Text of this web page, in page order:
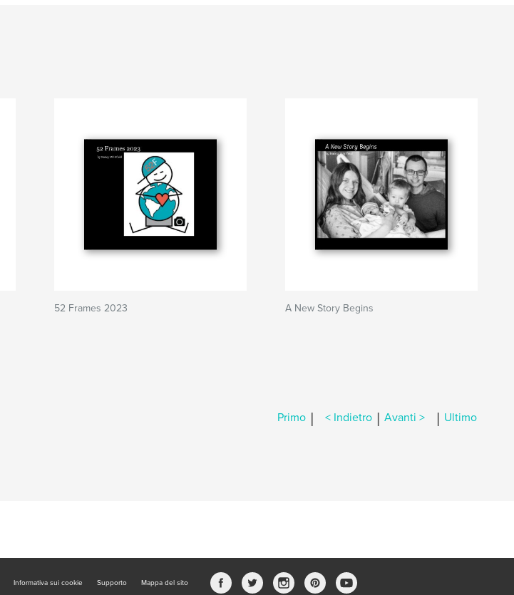
52 Frames 2023 A New Story Begins
Primo | < Indietro | Avanti > | Ultimo
Informativa sui cookie Supporto Mappa del sito